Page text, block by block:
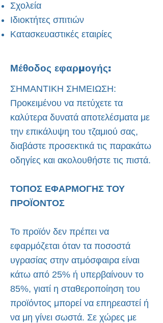
Σχολεία
Ιδιοκτήτες σπιτιών
Κατασκευαστικές εταιρίες
ΣΗΜΑΝΤΙΚΗ ΣΗΜΕΙΩΣΗ:
Προκειμένου να πετύχετε τα
καλύτερα δυνατά αποτελέσματα με
την επικάλυψη του τζαμιού σας,
διαβάστε προσεκτικά τις παρακάτω
οδηγίες και ακολουθήστε τις πιστά.
ΤΟΠΟΣ ΕΦΑΡΜΟΓΗΣ ΤΟΥ
ΠΡΟΪΟΝΤΟΣ
Το προϊόν δεν πρέπει να
εφαρμόζεται όταν τα ποσοστά
υγρασίας στην ατμόσφαιρα είναι
κάτω από 25% ή υπερβαίνουν το
85%, γιατί η σταθεροποίηση του
προϊόντος μπορεί να επηρεαστεί ή
να μη γίνει σωστά. Σε χώρες με
Μέθοδος εφαρμογής: